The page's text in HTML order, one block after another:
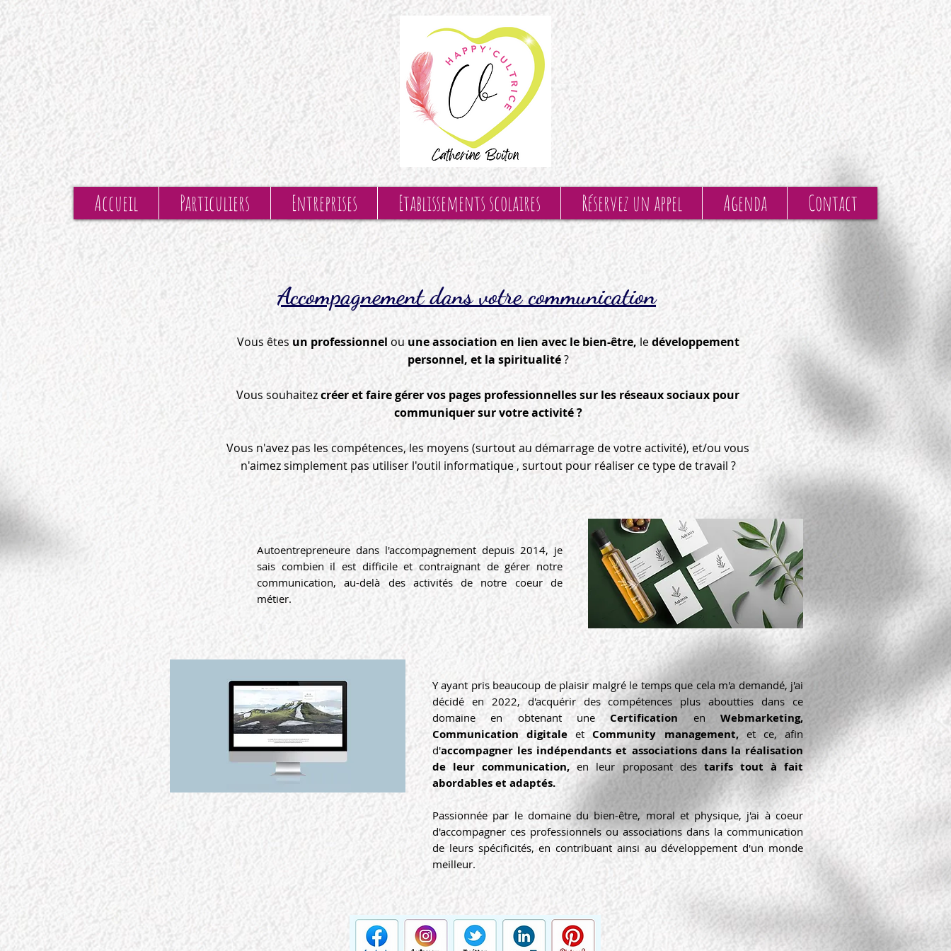
Accueil Particuliers Entreprises Etablissements scolaires Réservez un appel Agenda Contact
Accompagnement dans votre communication
Vous êtes un professionnel ouune association en lien avec le bien-être, ledéveloppement
personnel, et la spiritualité?
Vous souhaitezcréer et faire gérer vos pages professionnelles sur les réseaux sociaux pour
communiquer sur votre activité ?
Vous n'avez pas les compétences, les moyens (surtout au démarrage de votre activité), et/ou vous
n'aimez simplement pas utiliser l'outil informatique , surtout pour réaliser ce type de travail ?
Autoentrepreneure dans l'accompagnement depuis 2014, je
sais combien il est difficile et contraignant de gérer notre
communication, au-delà des activités de notre coeur de
métier.
Y ayant pris beaucoup de plaisir malgré le temps que cela m'a demandé, j'ai
décidé en 2022, d'acquérir des compétences plus aboutties dans ce
domaine en obtenant uneCertification enWebmarketing,
Communication digitaleetCommunity management,et ce, afin
d'accompagner les indépendantset associations dans la réalisation
de leur communication,en leur proposant des tarifs tout à fait
abordables et adaptés.
Passionnée par le domaine du bien-être, moral et physique, j'ai à coeur
d'accompagner ces professionnels ou associations dans la communication
de leurs spécificités, en contribuant ainsi au développement d'un monde
meilleur.